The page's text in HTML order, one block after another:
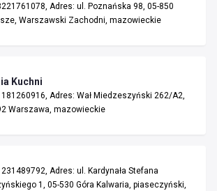
Adres: ul. Poznańska 98, 05-850
Warszawski Zachodni, mazowieckie
Kuchni
Adres: Wał Miedzeszyński 262/A2,
Warszawa, mazowieckie
Adres: ul. Kardynała Stefana
1, 05-530 Góra Kalwaria, piaseczyński,